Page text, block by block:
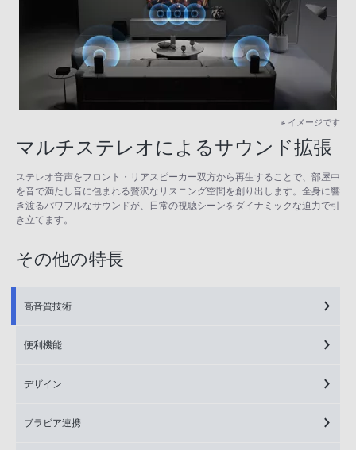
※ イメージです
マルチステレオによるサウンド拡張
ステレオ音声をフロント・リアスピーカー双方から再生することで、部屋中
を音で満たし音に包まれる贅沢なリスニング空間を創り出します。全身に響
き渡るパワフルなサウンドが、日常の視聴シーンをダイナミックな迫力で引
き立てます。
その他の特長
高音質技術
便利機能
デザイン
ブラビア連携